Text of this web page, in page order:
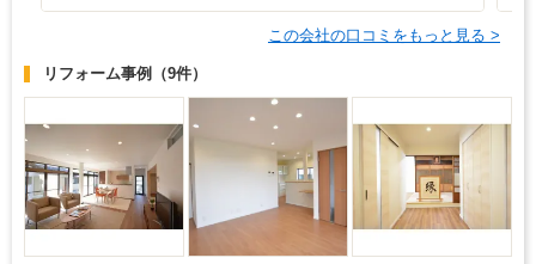
この会社の口コミをもっと見る >
リフォーム事例 （9件）